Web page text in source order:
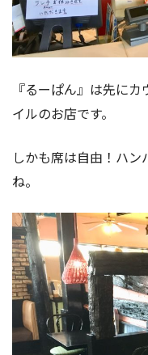
『るーぱん』は先に
イルのお店です。
しかも席は自由！ハ
ね。